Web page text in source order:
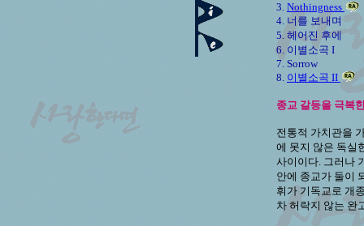
3. Nothingness
4. 너를 보내며
5. 헤어진 후에
6. 이별소곡 I
7. Sorrow
8. 이별소곡 II
종교 갈등을 극복
전통적 가치관을
에 못지 않은 독실
사이이다. 그러나
안에 종교가 둘이
휘가 기독교로 개
차 허락지 않는 완